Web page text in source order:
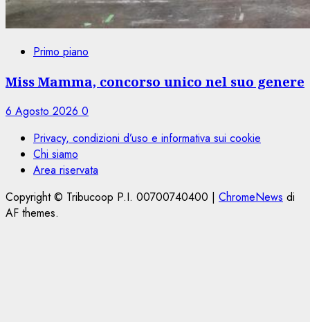
Primo piano
Miss Mamma, concorso unico nel suo genere
6 Agosto 2026 0
Privacy, condizioni d’uso e informativa sui cookie
Chi siamo
Area riservata
Copyright © Tribucoop P.I. 00700740400 | ChromeNews di
AF themes.